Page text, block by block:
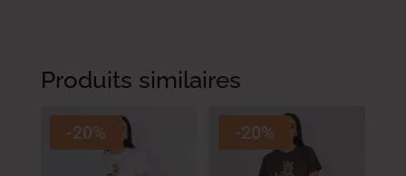
Produits similaires
-20% -20%